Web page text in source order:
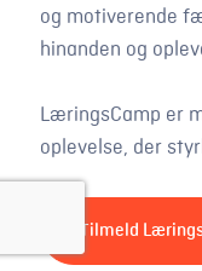
og motiverende
hinanden og
LæringsCamp er
oplevelse, der
Tilmeld